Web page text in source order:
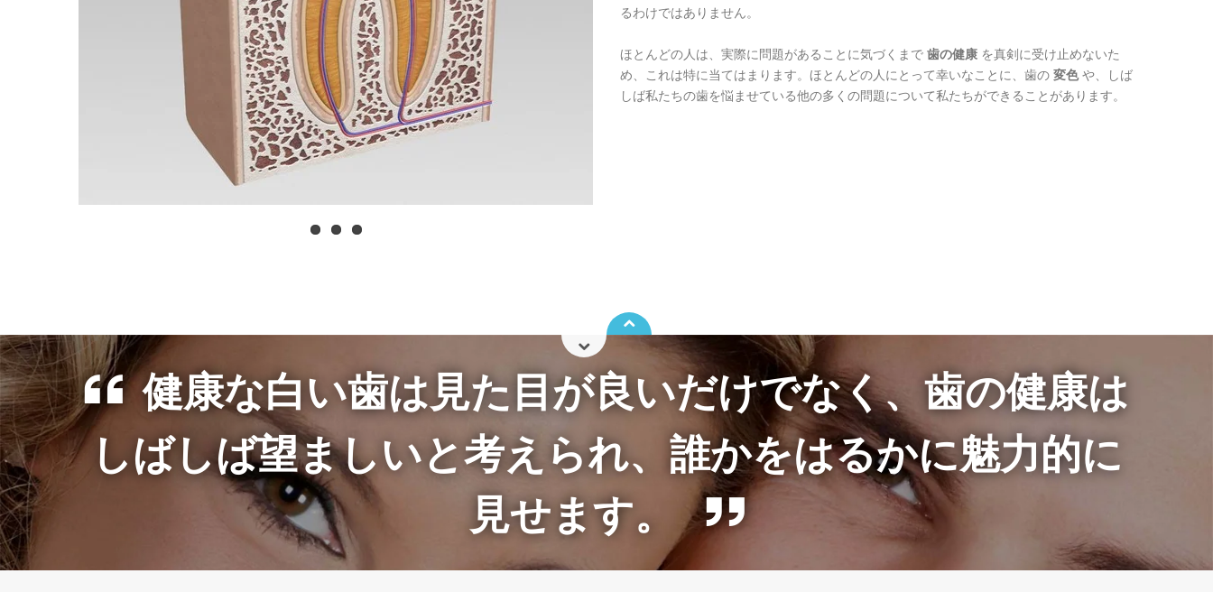
るわけではありません。
ほとんどの人は、実際に問題があることに気づくまで 歯の健康 を真剣に受け止めないた
め、これは特に当てはまります。ほとんどの人にとって幸いなことに、歯の 変色や、しば
しば私たちの歯を悩ませている他の多くの問題について私たちができることがあります。
健康な白い歯は見た目が良いだけでなく、歯の健康は
しばしば望ましいと考えられ、誰かをはるかに魅力的に
見せます。